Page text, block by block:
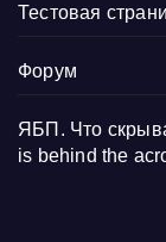
Тестовая
Форум
ЯБП. Что
is behind the